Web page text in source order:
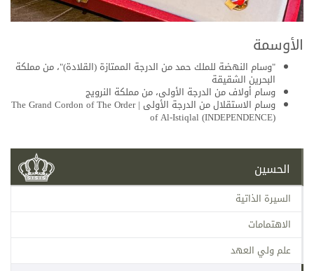
الأوسمة
"وسام النهضة للملك حمد من الدرجة الممتازة (القلادة)"، من مملكة
البحرين الشقيقة
وسام أولاف من الدرجة الأولى، من مملكة النرويج
وسام الاستقلال من الدرجة الأولى | The Grand Cordon of The Order
of Al-Istiqlal (INDEPENDENCE)
الحسين
السيرة الذاتية
الاهتمامات
علم ولي العهد